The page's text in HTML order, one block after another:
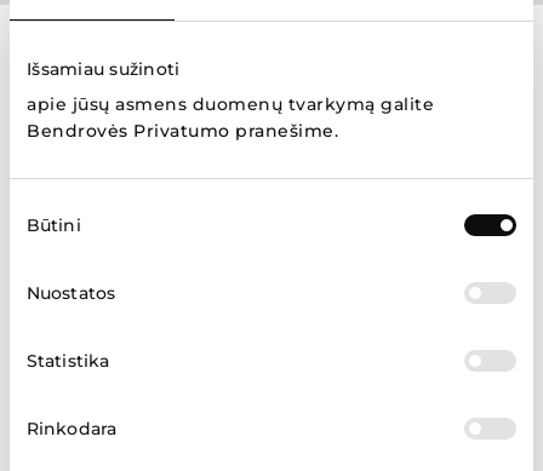
Išsamiau sužinoti
apie jūsų asmens duomenų tvarkymą galite
Bendrovės Privatumo pranešime.
pasirinkimas
Būtini
Nuostatos
Statistika
Rinkodara
Prekių ženklai